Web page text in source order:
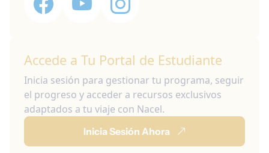
Accede a Tu Portal de Estudiante
Inicia sesión para gestionar tu programa, seguir
el progreso y acceder a recursos exclusivos
adaptados a tu viaje con Nacel.
Inicia Sesión Ahora